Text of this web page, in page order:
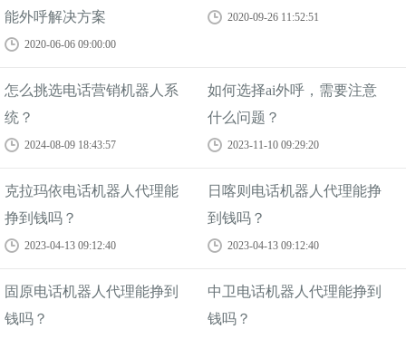
能外呼解决方案
2020-06-06 09:00:00
2020-09-26 11:52:51
怎么挑选电话营销机器人系
统？
2024-08-09 18:43:57
如何选择ai外呼，需要注意
什么问题？
2023-11-10 09:29:20
克拉玛依电话机器人代理能
挣到钱吗？
2023-04-13 09:12:40
日喀则电话机器人代理能挣
到钱吗？
2023-04-13 09:12:40
固原电话机器人代理能挣到
钱吗？
中卫电话机器人代理能挣到
钱吗？